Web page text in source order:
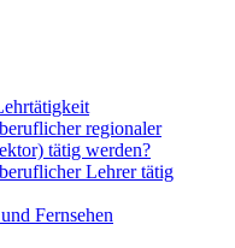
regionaler
tätig werden?
Lehrer tätig
Fernsehen